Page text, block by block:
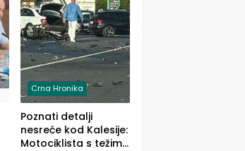
Crna Hronika
Poznati detalji
nesreće kod Kalesije:
Motociklista s težim,